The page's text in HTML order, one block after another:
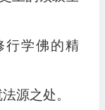
学佛的精
源之处。